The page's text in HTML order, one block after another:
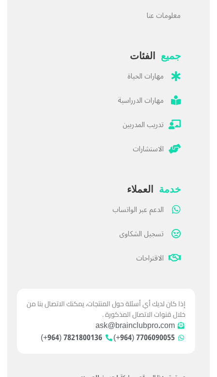
معلومات عنا
جميع الفئات
مهارات الحياة
مهارات الدرراسية
تدريب المدربين
الاستشارات
خدمة العملاء
الدعم عبر الواتساب
تسجيل الشكاوى
الاقتراحات
إذا كان لديك أي أسئلة حول المنتجات، يمكنك الاتصال بنا من
خلال قنوات الاتصال المذكورة .
ask@brainclubpro.com
7706090055 (964+)
7821800136 (964+)